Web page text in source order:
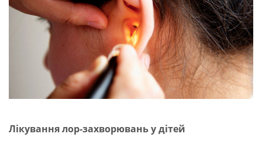
Лікування лор-захворювань у дітей